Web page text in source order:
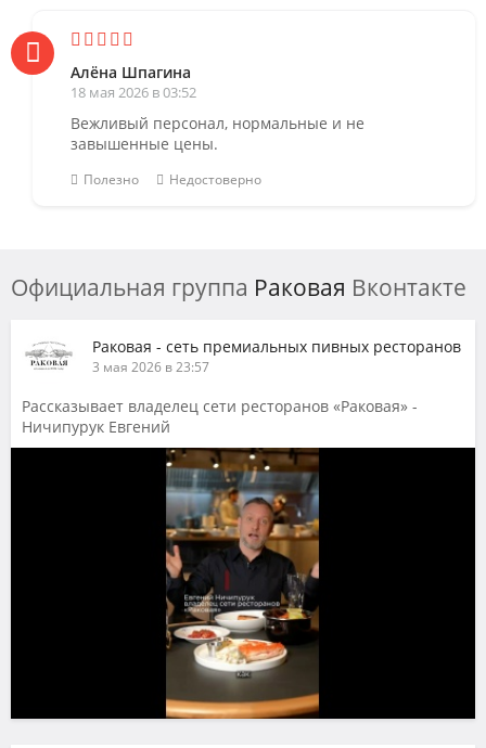
Алёна Шпагина
18 мая 2026 в 03:52
Вежливый персонал, нормальные и не
завышенные цены.
Полезно Недостоверно
Официальная группа Раковая Вконтакте
Раковая - сеть премиальных пивных ресторанов
3 мая 2026 в 23:57
Рассказывает владелец сети ресторанов «Раковая» -
Ничипурук Евгений